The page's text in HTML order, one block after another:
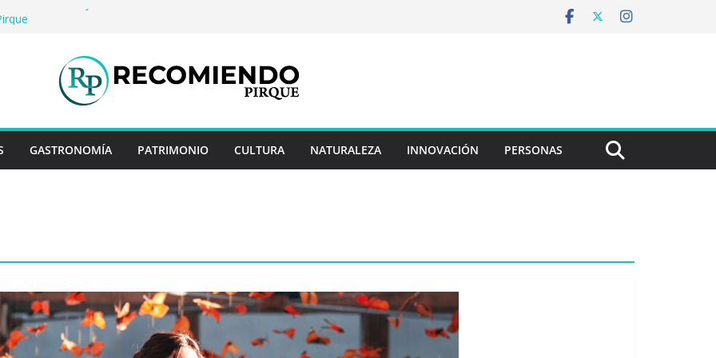
Historia, arte y entretención en Centro
Credit y diferencias frente a
historias: ingredientes que dieron
enterosGASTRONOMÍA PATRIMONIO CULTURA NATURALEZA INNOVACIÓN PERSONAS